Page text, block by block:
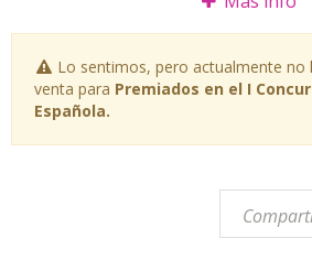
Lo sentimos, pero actualmente no
venta para Premiados en el I
Española.